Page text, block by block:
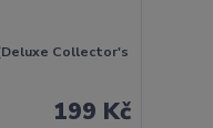
Collector's
199 Kč